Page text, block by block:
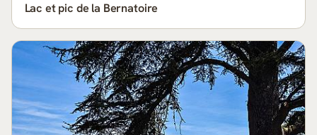
Lac et pic de la Bernatoire